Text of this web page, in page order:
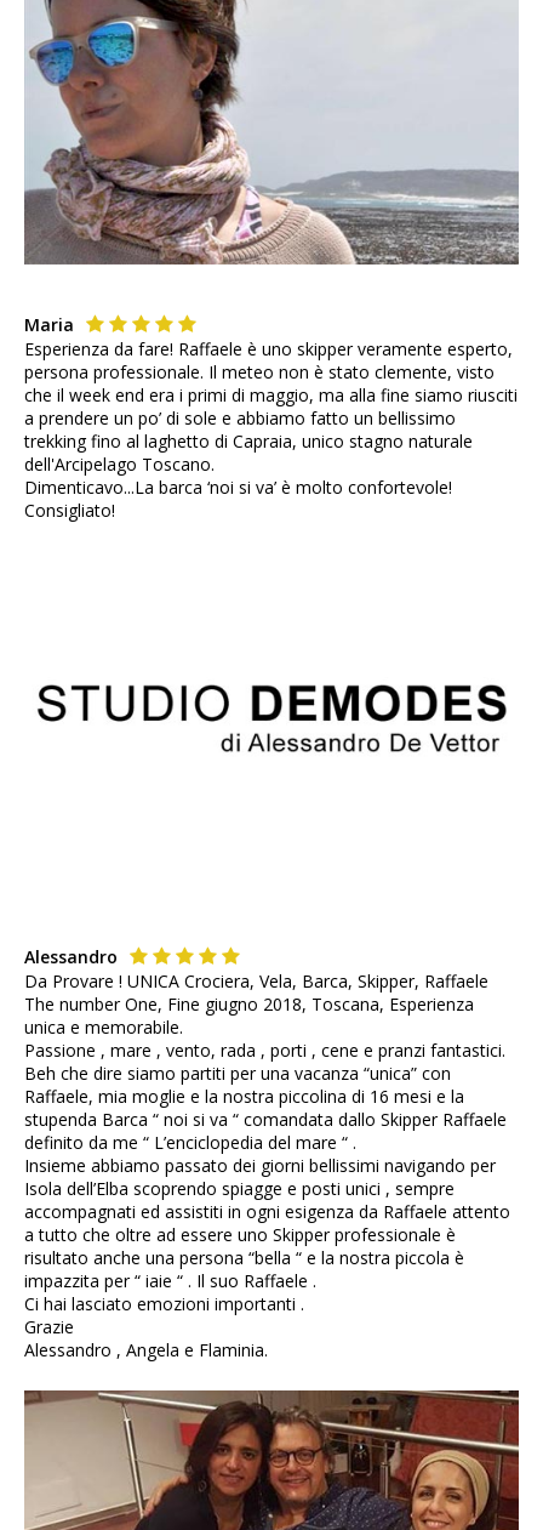
Maria
Esperienza da fare! Raffaele è uno skipper veramente esperto,
persona professionale. Il meteo non è stato clemente, visto
che il week end era i primi di maggio, ma alla fine siamo riusciti
a prendere un po’ di sole e abbiamo fatto un bellissimo
trekking fino al laghetto di Capraia, unico stagno naturale
dell'Arcipelago Toscano.
Dimenticavo...La barca ‘noi si va’ è molto confortevole!
Consigliato!
Alessandro
Da Provare ! UNICA Crociera, Vela, Barca, Skipper, Raffaele
The number One, Fine giugno 2018, Toscana, Esperienza
unica e memorabile.
Passione , mare , vento, rada , porti , cene e pranzi fantastici.
Beh che dire siamo partiti per una vacanza “unica” con
Raffaele, mia moglie e la nostra piccolina di 16 mesi e la
stupenda Barca “ noi si va “ comandata dallo Skipper Raffaele
definito da me “ L’enciclopedia del mare “ .
Insieme abbiamo passato dei giorni bellissimi navigando per
Isola dell’Elba scoprendo spiagge e posti unici , sempre
accompagnati ed assistiti in ogni esigenza da Raffaele attento
a tutto che oltre ad essere uno Skipper professionale è
risultato anche una persona “bella “ e la nostra piccola è
impazzita per “ iaie “ . Il suo Raffaele .
Ci hai lasciato emozioni importanti .
Grazie
Alessandro , Angela e Flaminia.